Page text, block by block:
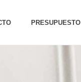
PRESUPUESTO